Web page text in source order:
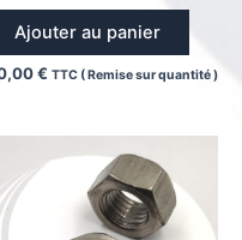
Ajouter au panier
€ TTC ( Remise sur quantité )